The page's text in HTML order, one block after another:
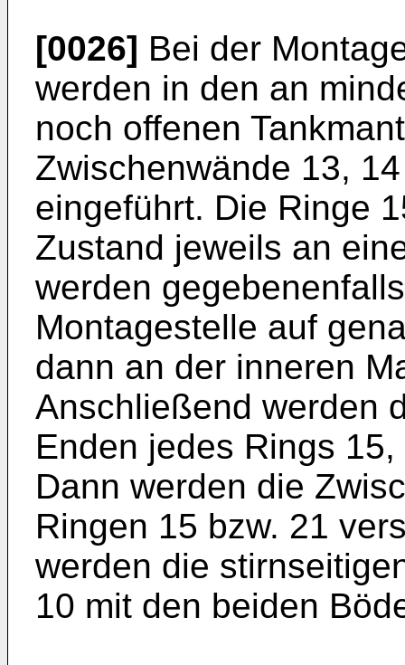
[0026] Bei der
werden in den an
noch offenen
Zwischenwände 13,
eingeführt. Die Ringe
Zustand jeweils an
werden
Montagestelle auf
dann an der inneren
Anschließend werden
Enden jedes Rings
Dann werden die
Ringen 15 bzw. 21
werden die
10 mit den beiden